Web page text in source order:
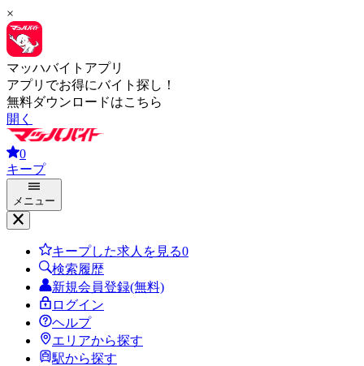
×
マッハバイトアプリ
アプリでお得にバイト探し！
無料ダウンロードはこちら
開く
0
キープ
メニュー
キープした求人を見る0
検索履歴
新規会員登録(無料)
ログイン
ヘルプ
エリアから探す
駅から探す